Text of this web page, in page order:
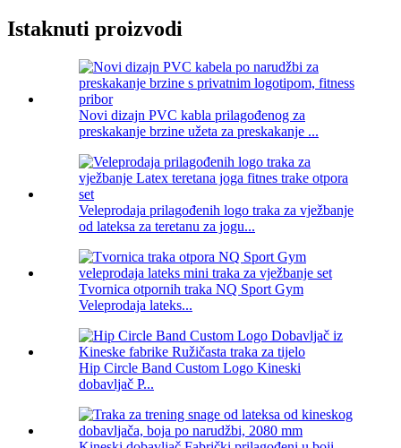
Istaknuti proizvodi
Novi dizajn PVC kabla prilagođenog za
preskakanje brzine užeta za preskakanje ...
Veleprodaja prilagođenih logo traka za vježbanje
od lateksa za teretanu za jogu...
Tvornica otpornih traka NQ Sport Gym
Veleprodaja lateks...
Hip Circle Band Custom Logo Kineski
dobavljač P...